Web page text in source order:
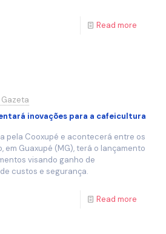
Read more
inovações para a cafeicultura
pela Cooxupé e acontecerá entre os
em Guaxupé (MG), terá o lançamento
visando ganho de
custos e segurança.
Read more